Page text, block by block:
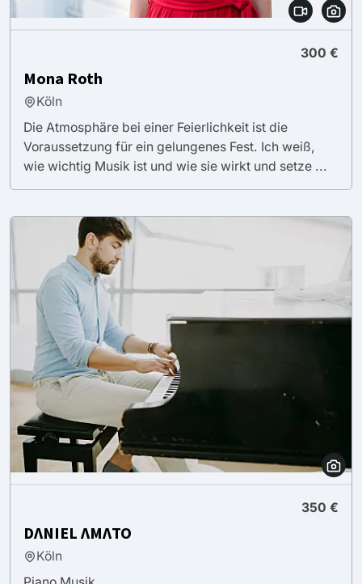
300 €
Mona Roth
Köln
Die Atmosphäre bei einer Feierlichkeit ist die
Voraussetzung für ein gelungenes Fest. Ich weiß,
wie wichtig Musik ist und wie sie wirkt und setze ...
350 €
DΛNIEL ΛMΛTO
Köln